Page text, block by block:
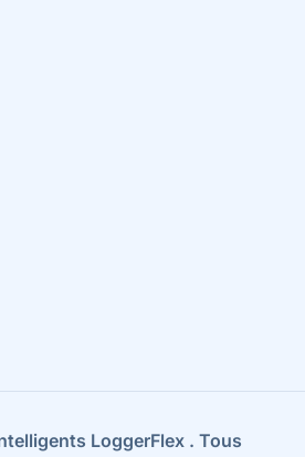
LoggerFlex . Tous